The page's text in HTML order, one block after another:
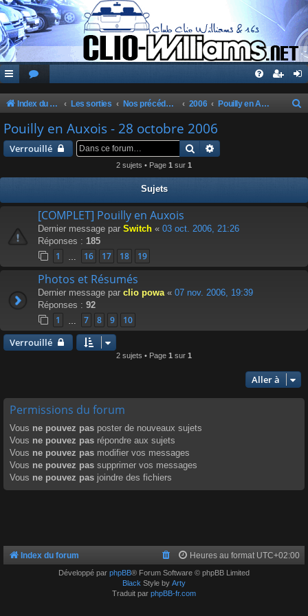
Index du forum Les sorties Nos précédentes sorties 2006 Pouilly en Auxois - 28 octobre 2006
Pouilly en Auxois - 28 octobre 2006
Verrouillé Rechercher
2 sujets • Page 1 sur 1
Sujets
[COMPLET] Pouilly en Auxois
Dernier message par Switch « 03 oct. 2006, 21:26
Réponses : 185
1 16 17 18 19
Photos et Résumés
Dernier message par clio powa « 07 nov. 2006, 19:39
Réponses : 92
1 7 8 9 10
Verrouillé
2 sujets • Page 1 sur 1
Aller à
Permissions du forum
Vous ne pouvez pas poster de nouveaux sujets
Vous ne pouvez pas répondre aux sujets
Vous ne pouvez pas modifier vos messages
Vous ne pouvez pas supprimer vos messages
Vous ne pouvez pas joindre des fichiers
Index du forum Heures au format UTC+02:00
Développé par phpBB® Forum Software © phpBB Limited
Black Style by Arty
Traduit par phpBB-fr.com